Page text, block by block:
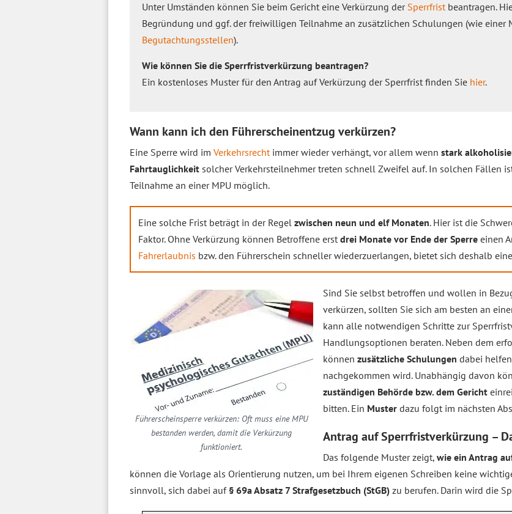
Unter Umständen können Sie beim Gericht eine Verkürzung der Sperrfristbeantragen.
Begründung und ggf. der freiwilligen Teilnahme an zusätzlichen Schulungen (wie einer
Begutachtungsstellen).
Wie können Sie die Sperrfristverkürzung beantragen?
Ein kostenloses Muster für den Antrag auf Verkürzung der Sperrfrist finden Sie hier.
Wann kann ich den Führerscheinentzug verkürzen?
Eine Sperre wird im Verkehrsrechtimmer wieder verhängt, vor allem wenn stark
Fahrtauglichkeit solcher Verkehrsteilnehmer treten schnell Zweifel auf. In solchen Fällen
Teilnahme an einer MPU möglich.
Eine solche Frist beträgt in der Regel zwischen neun und elf Monaten. Hier ist die
Faktor. Ohne Verkürzung können Betroffene erst drei Monate vor Ende der Sperre einen
Fahrerlaubnis bzw. den Führerschein schneller wiederzuerlangen, bietet sich deshalb
Führerscheinsperre verkürzen: Oft muss eine MPU
bestanden werden, damit die Verkürzung
funktioniert.
Sind Sie selbst betroffen und wollen in
verkürzen, sollten Sie sich am besten an
kann alle notwendigen Schritte zur
Handlungs­optionen beraten. Neben dem
können zusätzliche Schulungen dabei
nachgekommen wird. Unabhängig davon
zuständigen Behörde bzw. dem Gericht
bitten. Ein Muster dazu folgt im nächsten
Antrag auf Sperrfristverkürzung –
Das folgende Muster zeigt, wie ein Antrag
können die Vorlage als Orientierung nutzen, um bei Ihrem eigenen Schreiben keine
sinnvoll, sich dabei auf§ 69a Absatz 7 Strafgesetzbuch (StGB) zu berufen. Darin wird die